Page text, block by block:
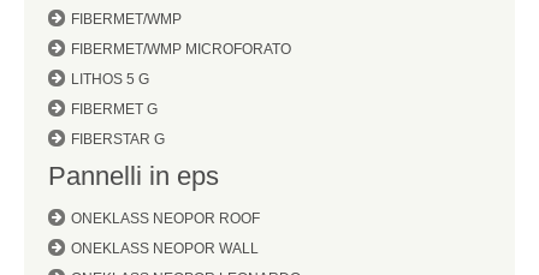
FIBERMET/WMP
FIBERMET/WMP MICROFORATO
LITHOS 5 G
FIBERMET G
FIBERSTAR G
Pannelli in eps
ONEKLASS NEOPOR ROOF
ONEKLASS NEOPOR WALL